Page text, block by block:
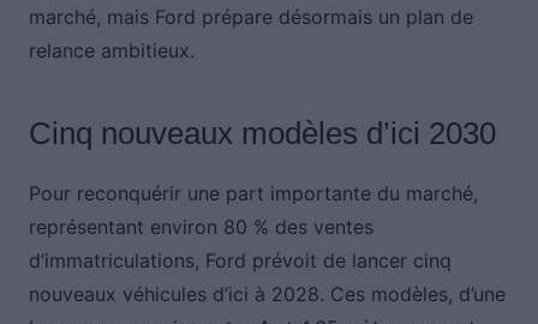
marché, mais Ford prépare désormais un plan de
relance ambitieux.
Cinq nouveaux modèles d’ici 2030
Pour reconquérir une part importante du marché,
représentant environ 80 % des ventes
d’immatriculations, Ford prévoit de lancer cinq
nouveaux véhicules d’ici à 2028. Ces modèles, d’une